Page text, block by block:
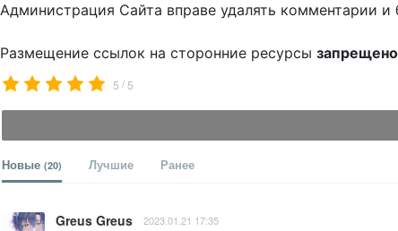
Администрация Сайта вправе удалять комментарии и
Размещение ссылок на сторонние ресурсы
5 / 5
Новые (20) Лучшие Ранее
Greus Greus 2023.01.21 17:35